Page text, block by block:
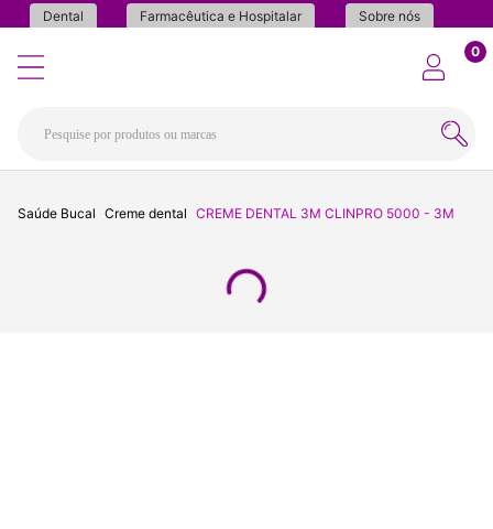
Dental Farmacêutica e Hospitalar Sobre nós
0
Saúde Bucal Creme dental CREME DENTAL 3M CLINPRO 5000 - 3M